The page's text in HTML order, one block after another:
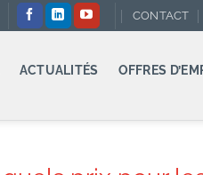
CONTACT
ACTUALITÉS OFFRES